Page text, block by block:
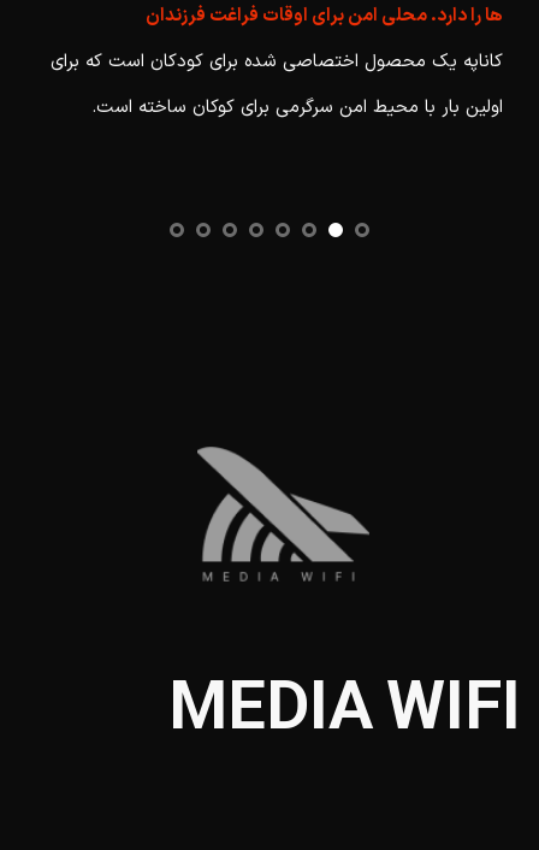
ها را دارد. محلی امن برای اوقات فراغت فرزندان
کاناپه یک محصول اختصاصی شده برای کودکان است که برای
اولین بار با محیط امن سرگرمی برای کوکان ساخته است.
MEDIA WIFI